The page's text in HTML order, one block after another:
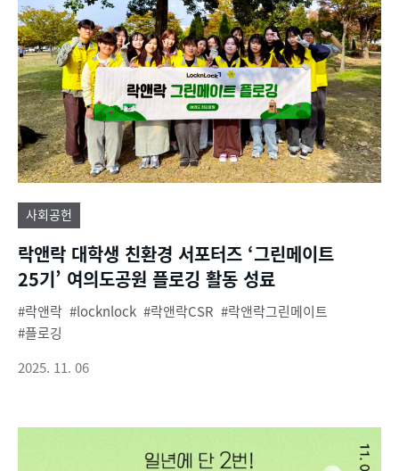
사회공헌
락앤락 대학생 친환경 서포터즈 ‘그린메이트
25기’ 여의도공원 플로깅 활동 성료
락앤락 locknlock 락앤락CSR
락앤락그린메이트
플로깅
2025. 11. 06